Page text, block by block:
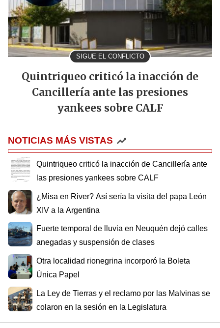
SIGUE EL CONFLICTO
Quintriqueo criticó la inacción de
Cancillería ante las presiones
yankees sobre CALF
NOTICIAS MÁS VISTAS
Quintriqueo criticó la inacción de Cancillería ante
las presiones yankees sobre CALF
¿Misa en River? Así sería la visita del papa León
XIV a la Argentina
Fuerte temporal de lluvia en Neuquén dejó calles
anegadas y suspensión de clases
Otra localidad rionegrina incorporó la Boleta
Única Papel
La Ley de Tierras y el reclamo por las Malvinas se
colaron en la sesión en la Legislatura